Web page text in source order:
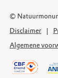
©
Disclaimer
Algemene